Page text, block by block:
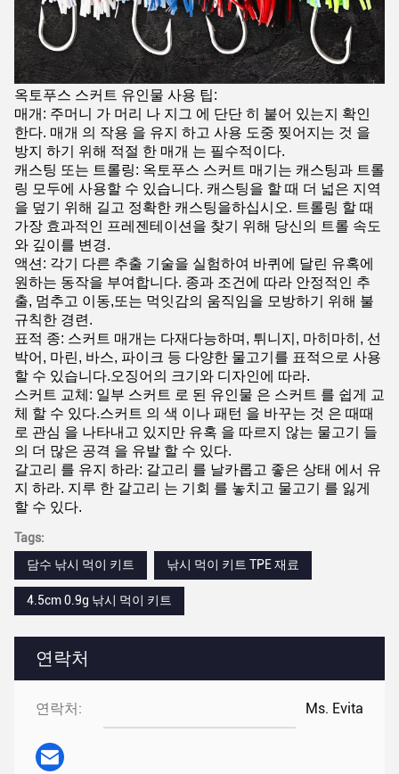
연락처
연락처: Ms. Evita
옥토푸스 스커트 유인물 사용 팁:
매개: 주머니 가 머리 나 지그 에 단단 히 붙어 있는지 확인
한다. 매개 의 작용 을 유지 하고 사용 도중 찢어지는 것 을
방지 하기 위해 적절 한 매개 는 필수적이다.
캐스팅 또는 트롤링: 옥토푸스 스커트 매기는 캐스팅과 트롤
링 모두에 사용할 수 있습니다. 캐스팅을 할 때 더 넓은 지역
을 덮기 위해 길고 정확한 캐스팅을하십시오. 트롤링 할 때
가장 효과적인 프레젠테이션을 찾기 위해 당신의 트롤 속도
와 깊이를 변경.
액션: 각기 다른 추출 기술을 실험하여 바퀴에 달린 유혹에
원하는 동작을 부여합니다. 종과 조건에 따라 안정적인 추
출, 멈추고 이동,또는 먹잇감의 움직임을 모방하기 위해 불
규칙한 경련.
표적 종: 스커트 매개는 다재다능하며, 튀니지, 마히마히, 선
박어, 마린, 바스, 파이크 등 다양한 물고기를 표적으로 사용
할 수 있습니다.오징어의 크기와 디자인에 따라.
스커트 교체: 일부 스커트 로 된 유인물 은 스커트 를 쉽게 교
체 할 수 있다.스커트 의 색 이나 패턴 을 바꾸는 것 은 때때
로 관심 을 나타내고 있지만 유혹 을 따르지 않는 물고기 들
의 더 많은 공격 을 유발 할 수 있다.
갈고리 를 유지 하라: 갈고리 를 날카롭고 좋은 상태 에서 유
지 하라. 지루 한 갈고리 는 기회 를 놓치고 물고기 를 잃게
할 수 있다.
Tags:
담수 낚시 먹이 키트
낚시 먹이 키트 TPE 재료
4.5cm 0.9g 낚시 먹이 키트